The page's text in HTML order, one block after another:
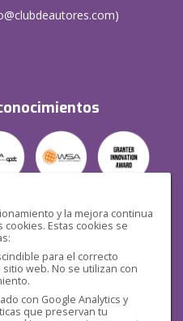
y la mejora continua
Estas cookies se
para el correcto
web. No se utilizan con
con Google Analytics y
que preservan tu
)